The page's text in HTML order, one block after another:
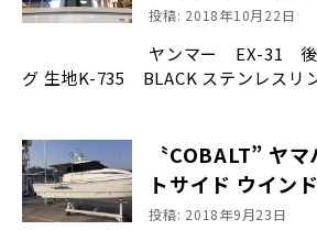
投稿: 2018年10月22日
ヤンマー EX-31 後
グ 生地K-735 BLACK ステンレスリ
〝COBALT” ヤ
トサイド ウイン
投稿: 2018年9月23日